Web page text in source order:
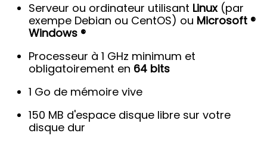
Serveur ou ordinateur utilisant Linux(par
exempe Debian ou CentOS) ou Microsoft ®
Windows ®
Processeur à 1 GHz minimum et
obligatoirement en 64 bits
1 Go de mémoire vive
150 MB d'espace disque libre sur votre
disque dur